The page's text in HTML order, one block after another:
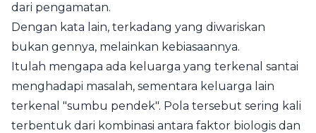
dari pengamatan.
Dengan kata lain, terkadang yang diwariskan
bukan gennya, melainkan kebiasaannya.
Itulah mengapa ada keluarga yang terkenal santai
menghadapi masalah, sementara keluarga lain
terkenal "sumbu pendek". Pola tersebut sering kali
terbentuk dari kombinasi antara faktor biologis dan